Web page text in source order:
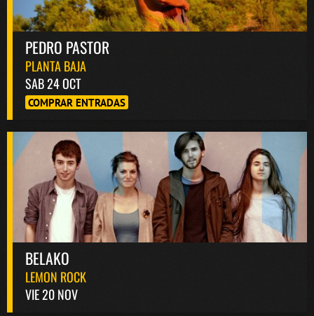
PEDRO PASTOR
PLANTA BAJA
SAB 24 OCT
COMPRAR ENTRADAS
BELAKO
LEMON ROCK
VIE 20 NOV